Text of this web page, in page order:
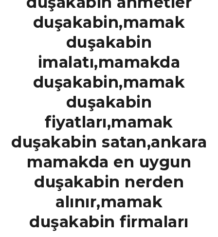
duşakabin,mamak
duşakabin
imalatı,mamakda
duşakabin,mamak
duşakabin
fiyatları,mamak
duşakabin satan,ankara
mamakda en uygun
duşakabin nerden
alınır,mamak
duşakabin firmaları